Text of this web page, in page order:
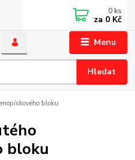
Menu
Hledat
0 ks
za 0 Kč
bloku
bloku